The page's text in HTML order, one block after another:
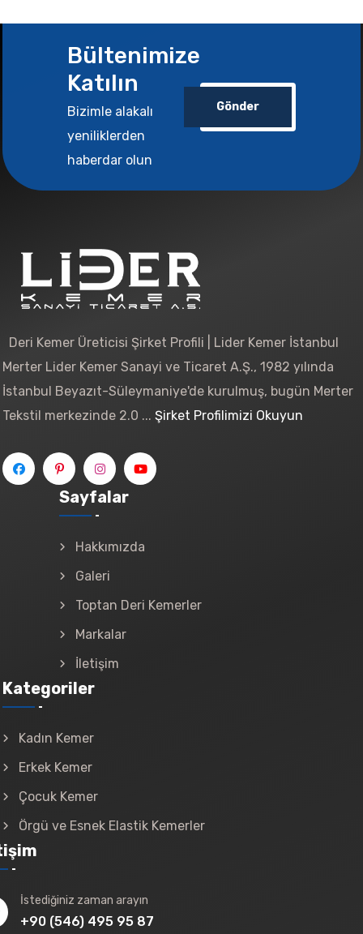
Bültenimize
Katılın
Bizimle alakalı
yeniliklerden
haberdar olun
Gönder
Deri Kemer Üreticisi Şirket Profili | Lider Kemer İstanbul
Merter Lider Kemer Sanayi ve Ticaret A.Ş., 1982 yılında
İstanbul Beyazıt-Süleymaniye'de kurulmuş, bugün Merter
Tekstil merkezinde 2.0 ... Şirket Profilimizi Okuyun
Sayfalar
Hakkımızda
Galeri
Toptan Deri Kemerler
Markalar
İletişim
Kategoriler
Kadın Kemer
Erkek Kemer
Çocuk Kemer
Örgü ve Esnek Elastik Kemerler
İstediğiniz zaman arayın
+90 (546) 495 95 87